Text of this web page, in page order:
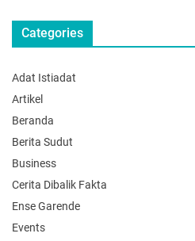
Categories
Adat Istiadat
Artikel
Beranda
Berita Sudut
Business
Cerita Dibalik Fakta
Ense Garende
Events